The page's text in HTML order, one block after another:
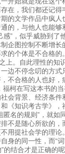
在，我们都还记
的文学作品中疯
的，与他人也能够
感”，似乎威胁到了
企图控制不断增
的个体是不合格的
上。自此理性的
边不停念叨的方
不合格的人也好，
在写这本书的当
会背景、经济条
和《知识考古学》
匿名的规则”，就
不是随心所欲的
用提社会学的理论
身的同一性，而“
”的结合才是正确